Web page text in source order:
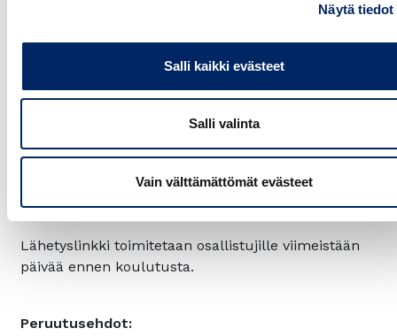
Näytä tiedot
Salli kaikki evästeet
Salli valinta
Vain välttämättömät evästeet
Sisältöön liittyvissä kysymyksissä voit olla
, merli.juustila@chamber.fi
yhteydessä tapahtumatuottajaAnne Lahtinen
anne.lahtinen@chamber.fi puh. 040 715 2044
Lähetyslinkki toimitetaan osallistujille viimeistään
päivää ennen koulutusta.
Peruutusehdot: